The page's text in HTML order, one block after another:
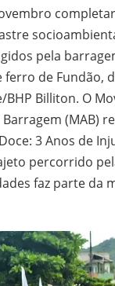
pela
ferro de Fundão,
BHP Billiton. O
(MAB)
3 Anos de
percorrido
faz parte da